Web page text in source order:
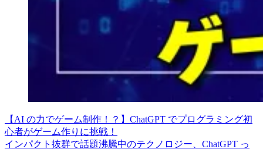
【AI の力でゲーム制作！？】ChatGPT でプログラミング初
心者がゲーム作りに挑戦！
インパクト抜群で話題沸騰中のテクノロジー、ChatGPT っ